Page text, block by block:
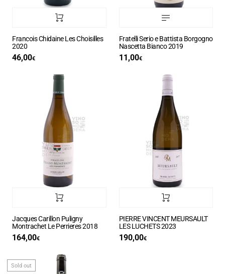
Francois Chidaine Les Choisilles
2020
46,00€
Fratelli Serio e Battista Borgogno
Nascetta Bianco 2019
11,00€
Jacques Carillon Puligny
Montrachet Le Perrieres 2018
164,00€
PIERRE VINCENT MEURSAULT
LES LUCHETS 2023
190,00€
Sold out